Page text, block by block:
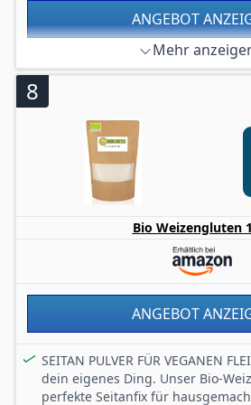
ANGEBOT
Mehr
8
Bio Weizengluten
ANGEBOT
SEITAN PULVER FÜR VEGANEN
dein eigenes Ding. Unser Bio-
perfekte Seitanfix für